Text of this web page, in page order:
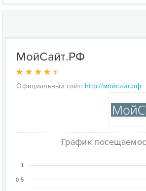
МойСайт.РФ
Официальный сайт: http://мойсайт.рф
График
0.5
1